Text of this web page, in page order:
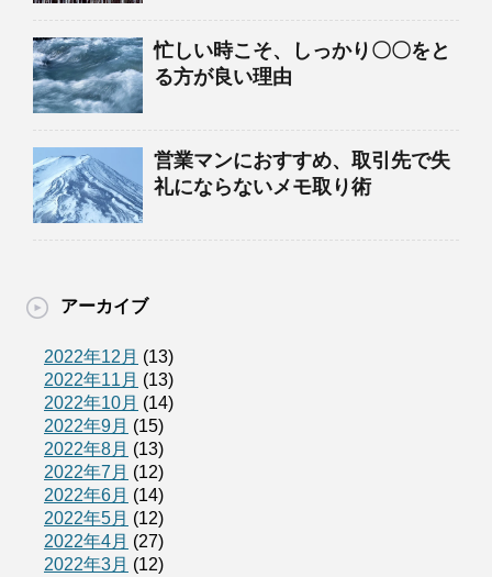
忙しい時こそ、しっかり〇〇をと
る方が良い理由
営業マンにおすすめ、取引先で失
礼にならないメモ取り術
アーカイブ
2022年12月 (13)
2022年11月 (13)
2022年10月 (14)
2022年9月 (15)
2022年8月 (13)
2022年7月 (12)
2022年6月 (14)
2022年5月 (12)
2022年4月 (27)
2022年3月 (12)